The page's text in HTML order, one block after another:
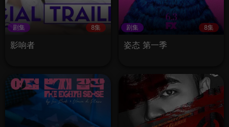
剧集 8集
影响者
剧集 8集
姿态 第一季